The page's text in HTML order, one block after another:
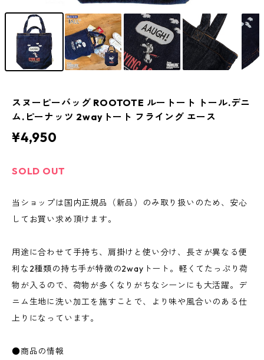
スヌーピーバッグ ROOTOTE ルートート トール.デニ
ム.ピーナッツ 2wayトート フライング エース
¥4,950
SOLD OUT
当ショップは国内正規品（新品）のみ取り扱いのため、安心
してお買い求め頂けます。
用途に合わせて手持ち、肩掛けと使い分け、長さが異なる便
利な2種類の持ち手が特徴の2wayトート。軽くてたっぷり荷
物が入るので、荷物が多くなりがちなシーンにも大活躍。デ
ニム生地に洗い加工を施すことで、より味や風合いのある仕
上りになっています。
●商品の情報